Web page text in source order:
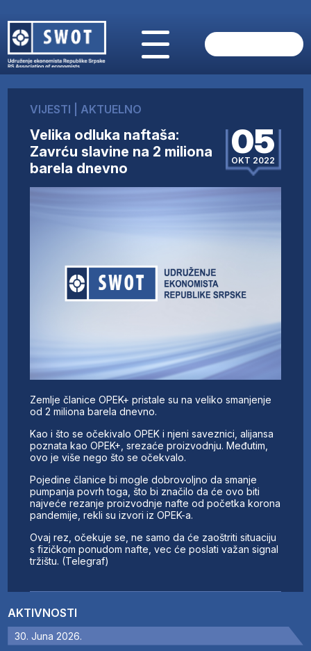
O NAMA
AKTUELNO
ANALIZE
KOMPANIJE
FINANSIJE
UČLANI SE
AKTIVNOSTI
30. Juna 2026.
VIJESTI AKTUELNO
Velika odluka naftaša:
Zavrću slavine na 2 miliona
barela dnevno
05
OKT 2022
Zemlje članice OPEK+ pristale su na veliko smanjenje
od 2 miliona barela dnevno.
Kao i što se očekivalo OPEK i njeni saveznici, alijansa
poznata kao OPEK+, srezaće proizvodnju. Međutim,
ovo je više nego što se očekvalo.
Pojedine članice bi mogle dobrovoljno da smanje
pumpanja povrh toga, što bi značilo da će ovo biti
najveće rezanje proizvodnje nafte od početka korona
pandemije, rekli su izvori iz OPEK-a.
Ovaj rez, očekuje se, ne samo da će zaoštriti situaciju
s fizičkom ponudom nafte, vec će poslati važan signal
tržištu. (Telegraf)